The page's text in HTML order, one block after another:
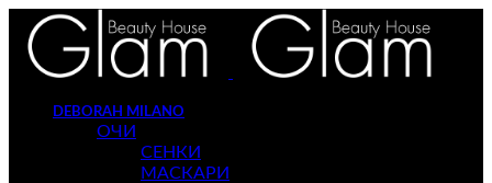
DEBORAH MILANO
ОЧИ
СЕНКИ
МАСКАРИ